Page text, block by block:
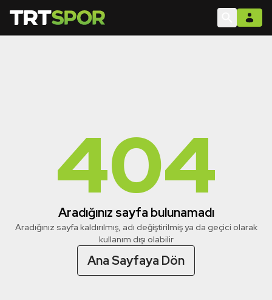
404
Aradığınız sayfa bulunamadı
Aradığınız sayfa kaldırılmış, adı değiştirilmiş ya da geçici olarak
kullanım dışı olabilir
Ana Sayfaya Dön